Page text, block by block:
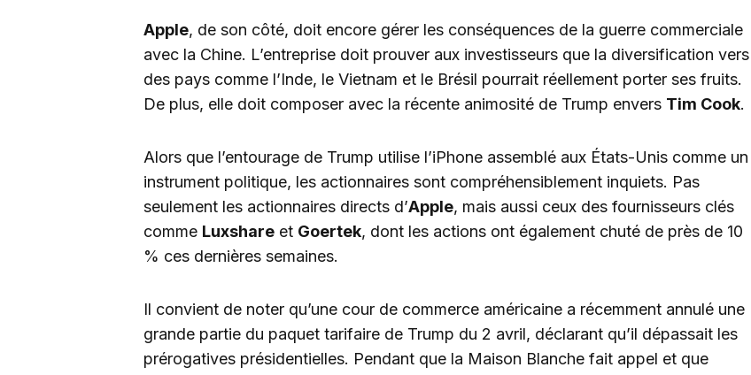
Apple, de son côté, doit encore gérer les conséquences de la guerre commerciale
avec la Chine. L’entreprise doit prouver aux investisseurs que la diversification vers
des pays comme l’Inde, le Vietnam et le Brésil pourrait réellement porter ses fruits.
De plus, elle doit composer avec la récente animosité de Trump envers Tim Cook.
Alors que l’entourage de Trump utilise l’iPhone assemblé aux États-Unis comme un
instrument politique, les actionnaires sont compréhensiblement inquiets. Pas
seulement les actionnaires directs d’Apple, mais aussi ceux des fournisseurs clés
comme Luxshare et Goertek, dont les actions ont également chuté de près de 10
% ces dernières semaines.
Il convient de noter qu’une cour de commerce américaine a récemment annulé une
grande partie du paquet tarifaire de Trump du 2 avril, déclarant qu’il dépassait les
prérogatives présidentielles. Pendant que la Maison Blanche fait appel et que